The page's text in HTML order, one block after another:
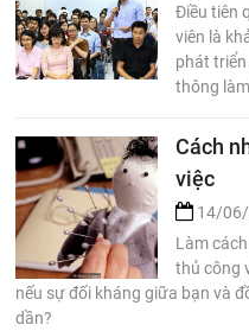
Điều tiên
viên là
phát
thông
Cách
việc
14/
Làm
thủ công
nếu sự đối kháng giữa bạn và
dần?